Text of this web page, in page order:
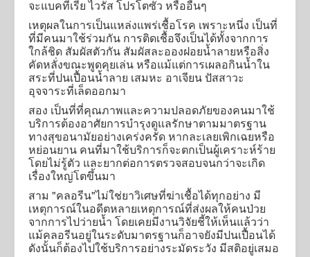
จะแบคทีเรีย ไวรัส โปรโตซัว หรืออื่นๆ
เหตุผลในการเป็นแหล่งแพร่เชื้อโรค เพราะหนึ่ง เป็นที่
ที่มีคนมาใช้ร่วมกัน การติดเชื้อจึงเป็นได้ทั้งจากการ
ใกล้ชิด สัมผัสตัวกัน สัมผัสละอองฝอยน้ำลายหรือสิ่ง
คัดหลั่งขณะพูดคุยเล่น หรือแม้แต่การเผลอกินน้ำใน
สระที่ปนเปื้อนน้ำลาย เสมหะ อาเจียน ปัสสาวะ
อุจจาระที่เล็ดออกมา
สอง เป็นที่ที่คุณภาพและความปลอดภัยของคนมาใช้
บริการต้องอาศัยการบำรุงดูแลรักษาตามมาตรฐาน
ทางสุขอนามัยอย่างเคร่งครัด หากละเลยเพิกเฉยหรือ
หย่อนยาน คนที่มาใช้บริการก็จะตกเป็นผู้เคราะห์ร้าย
โดยไม่รู้ตัว และยากต่อการตรวจสอบจนกว่าจะเกิด
เรื่องใหญ่โตขึ้นมา
สาม "คลอรีน"ไม่ใช่ยาวิเศษที่ฆ่าเชื้อได้ทุกอย่าง มี
เหตุการณ์ในอดีตหลายเหตุการณ์ที่ส่งผลให้คนป่วย
จากการไปว่ายน้ำ โดยเคยมีงานวิจัยชี้ให้เห็นแล้วว่า
แม้คลอรีนอยู่ในระดับมาตรฐานก็อาจยังมีปนเปื้อนได้
ดังนั้นก็ต้องไปใช้บริการอย่างระมัดระวัง มีสติอยู่เสมอ